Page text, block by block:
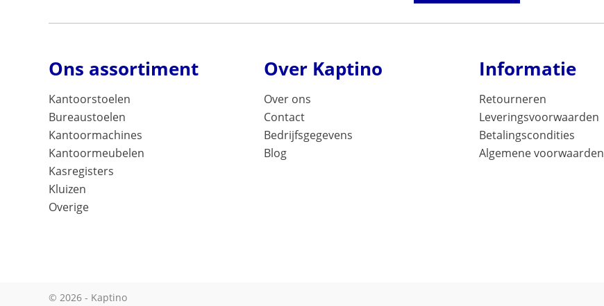
Ons assortiment
Kantoorstoelen
Bureaustoelen
Kantoormachines
Kantoormeubelen
Kasregisters
Kluizen
Overige
Over Kaptino
Over ons
Contact
Bedrijfsgegevens
Blog
Informatie
Retourneren
Leveringsvoorwaarden
Betalingscondities
Algemene voorwaarden
© 2026 - Kaptino